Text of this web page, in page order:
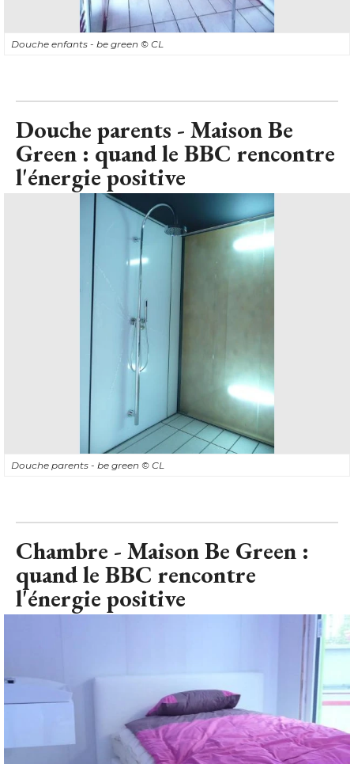
Douche enfants - be green © CL
Douche parents - Maison Be
Green : quand le BBC rencontre
l'énergie positive
Douche parents - be green © CL
Chambre - Maison Be Green :
quand le BBC rencontre
l'énergie positive